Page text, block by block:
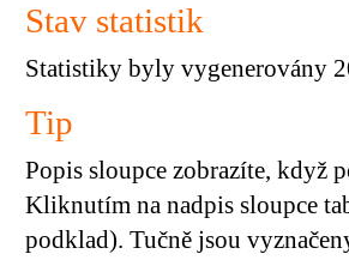
Stav statistik
Statistiky byly vygenerovány
Tip
Popis sloupce zobrazíte, když
Kliknutím na nadpis sloupce
podklad). Tučně jsou